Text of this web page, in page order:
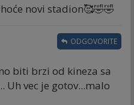
novi stadion🥰🤣🤣
biti brzi od kineza sa
Uh vec je gotov...malo
ODGOVORITE